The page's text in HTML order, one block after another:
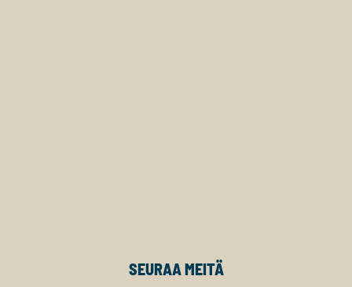
SEURAA MEITÄ